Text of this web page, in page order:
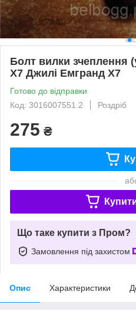
Болт вилки зчеплення
X7 Джилі Емгранд Х7
Готово до відправки
Код: 3016007551.2
Роздріб
275 ₴
Що таке купити з Пром?
Замовлення під захистом
Опис Характеристики